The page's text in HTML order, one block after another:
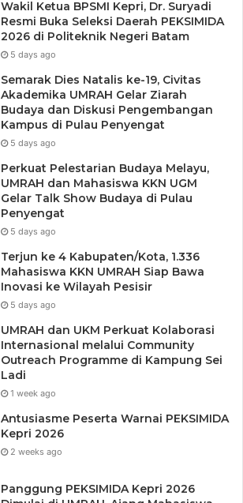
Wakil Ketua BPSMI Kepri, Dr. Suryadi
Resmi Buka Seleksi Daerah PEKSIMIDA
2026 di Politeknik Negeri Batam
5 days ago
Semarak Dies Natalis ke-19, Civitas
Akademika UMRAH Gelar Ziarah
Budaya dan Diskusi Pengembangan
Kampus di Pulau Penyengat
5 days ago
Perkuat Pelestarian Budaya Melayu,
UMRAH dan Mahasiswa KKN UGM
Gelar Talk Show Budaya di Pulau
Penyengat
5 days ago
Terjun ke 4 Kabupaten/Kota, 1.336
Mahasiswa KKN UMRAH Siap Bawa
Inovasi ke Wilayah Pesisir
5 days ago
UMRAH dan UKM Perkuat Kolaborasi
Internasional melalui Community
Outreach Programme di Kampung Sei
Ladi
1 week ago
Antusiasme Peserta Warnai PEKSIMIDA
Kepri 2026
2 weeks ago
Panggung PEKSIMIDA Kepri 2026